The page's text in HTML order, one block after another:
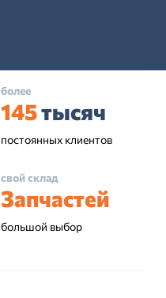
более
145тысяч
постоянных клиентов
свой склад
Запчастей
большой выбор